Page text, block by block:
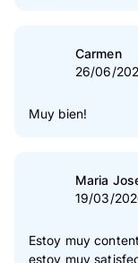
Carmen
26/06/
Muy bien!
Maria
19/03/
Estoy muy
estoy muy